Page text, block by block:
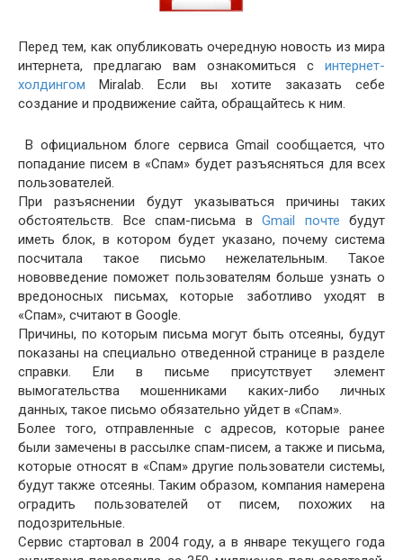
Перед тем, как опубликовать очередную новость из мира
интернета, предлагаю вам ознакомиться с интернет-
холдингом Miralab. Если вы хотите заказать себе
создание и продвижение сайта, обращайтесь к ним.
В официальном блоге сервиса Gmail сообщается, что
попадание писем в «Спам» будет разъясняться для всех
пользователей.
При разъяснении будут указываться причины таких
обстоятельств. Все спам-письма в Gmail почте будут
иметь блок, в котором будет указано, почему система
посчитала такое письмо нежелательным. Такое
нововведение поможет пользователям больше узнать о
вредоносных письмах, которые заботливо уходят в
«Спам», считают в Google.
Причины, по которым письма могут быть отсеяны, будут
показаны на специально отведенной странице в разделе
справки. Ели в письме присутствует элемент
вымогательства мошенниками каких-либо личных
данных, такое письмо обязательно уйдет в «Спам».
Более того, отправленные с адресов, которые ранее
были замечены в рассылке спам-писем, а также и письма,
которые относят в «Спам» другие пользователи системы,
будут также отсеяны. Таким образом, компания намерена
оградить пользователей от писем, похожих на
подозрительные.
Сервис стартовал в 2004 году, а в январе текущего года